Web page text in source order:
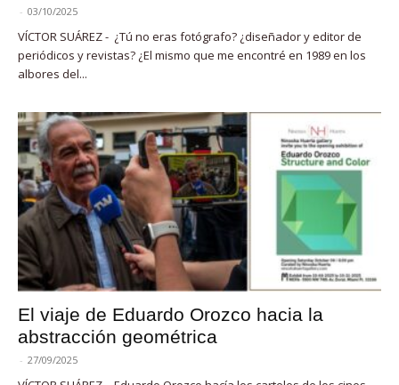
- 03/10/2025
VÍCTOR SUÁREZ - ¿Tú no eras fotógrafo? ¿diseñador y editor de
periódicos y revistas? ¿El mismo que me encontré en 1989 en los
albores del...
El viaje de Eduardo Orozco hacia la
abstracción geométrica
- 27/09/2025